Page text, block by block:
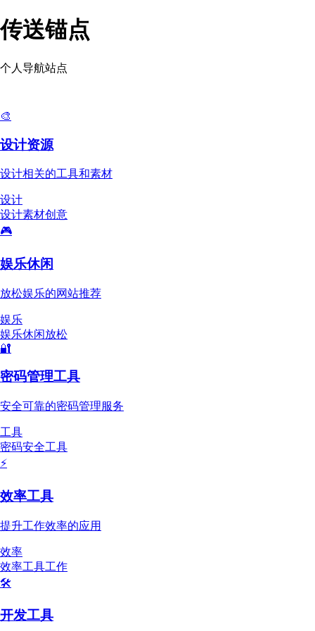
传送锚点
个人导航站点
🎨
设计资源
设计相关的工具和素材
设计
设计素材创意
🎮
娱乐休闲
放松娱乐的网站推荐
娱乐
娱乐休闲放松
🔐
密码管理工具
安全可靠的密码管理服务
工具
密码安全工具
⚡
效率工具
提升工作效率的应用
效率
效率工具工作
🛠️
开发工具